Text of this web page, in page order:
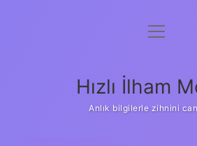
Anasayfa
Yasal Uyarı
menüyü
Hızlı İlham
Anlık bilgilerle zihnini